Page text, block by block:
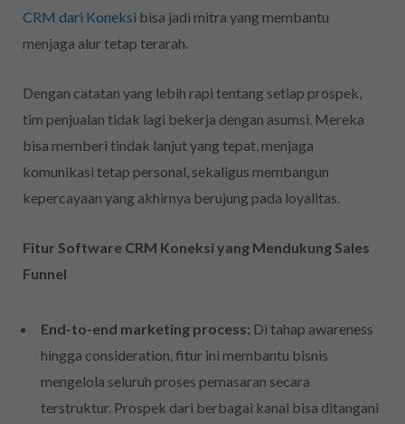
CRM dari Koneksi bisa jadi mitra yang membantu
menjaga alur tetap terarah.
Dengan catatan yang lebih rapi tentang setiap prospek,
tim penjualan tidak lagi bekerja dengan asumsi. Mereka
bisa memberi tindak lanjut yang tepat, menjaga
komunikasi tetap personal, sekaligus membangun
kepercayaan yang akhirnya berujung pada loyalitas.
Fitur Software CRM Koneksi yang Mendukung Sales
Funnel
End-to-end marketing process: Di tahap awareness
hingga consideration, fitur ini membantu bisnis
mengelola seluruh proses pemasaran secara
terstruktur. Prospek dari berbagai kanal bisa ditangani